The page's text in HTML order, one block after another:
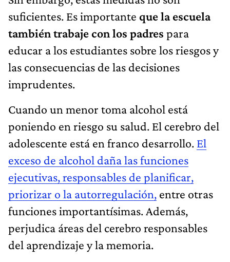
suficientes. Es importante que la escuela
también trabaje con los padres para
educar a los estudiantes sobre los riesgos y
las consecuencias de las decisiones
imprudentes.
Cuando un menor toma alcohol está
poniendo en riesgo su salud. El cerebro del
adolescente está en franco desarrollo. El
exceso de alcohol daña las funciones
ejecutivas, responsables de planificar,
priorizar o la autorregulación, entre otras
funciones importantísimas. Además,
perjudica áreas del cerebro responsables
del aprendizaje y la memoria.